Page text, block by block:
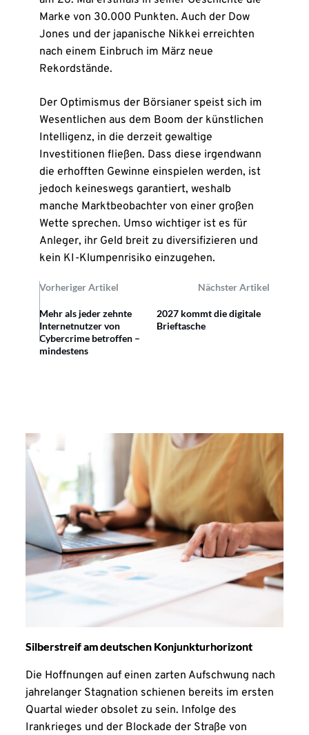
Marke von 30.000 Punkten. Auch der Dow
Jones und der japanische Nikkei erreichten
nach einem Einbruch im März neue
Rekordstände.
Der Optimismus der Börsianer speist sich im
Wesentlichen aus dem Boom der künstlichen
Intelligenz, in die derzeit gewaltige
Investitionen fließen. Dass diese irgendwann
die erhofften Gewinne einspielen werden, ist
jedoch keineswegs garantiert, weshalb
manche Marktbeobachter von einer großen
Wette sprechen. Umso wichtiger ist es für
Anleger, ihr Geld breit zu diversifizieren und
kein KI-Klumpenrisiko einzugehen.
Vorheriger Artikel Nächster Artikel
Mehr als jeder zehnte
Internetnutzer von
Cybercrime betroffen –
mindestens
2027 kommt die digitale
Brieftasche
Silberstreif am deutschen Konjunkturhorizont
Die Hoffnungen auf einen zarten Aufschwung nach
jahrelanger Stagnation schienen bereits im ersten
Quartal wieder obsolet zu sein. Infolge des
Irankrieges und der Blockade der Straße von